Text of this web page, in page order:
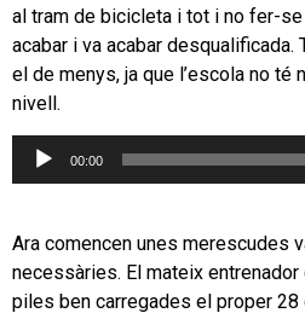
al tram de bicicleta i tot i no fer-se
acabar i va acabar
el de menys, ja que l’escola no té
nivell.
Reproductor
00:00
Ara comencen unes merescudes
necessàries. El mateix
piles ben carregades el proper 28